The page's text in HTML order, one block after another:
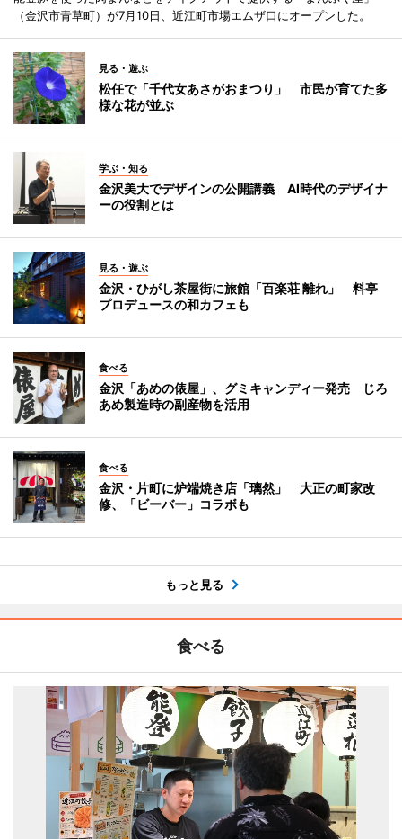
（金沢市青草町）が7月10日、近江町市場エムザ口にオープンした。
見る・遊ぶ
松任で「千代女あさがおまつり」 市民が育てた多
様な花が並ぶ
学ぶ・知る
金沢美大でデザインの公開講義 AI時代のデザイナ
ーの役割とは
見る・遊ぶ
金沢・ひがし茶屋街に旅館「百楽荘 離れ」 料亭
プロデュースの和カフェも
食べる
金沢「あめの俵屋」、グミキャンディー発売 じろ
あめ製造時の副産物を活用
食べる
金沢・片町に炉端焼き店「璃然」 大正の町家改
修、「ビーバー」コラボも
もっと見る
食べる